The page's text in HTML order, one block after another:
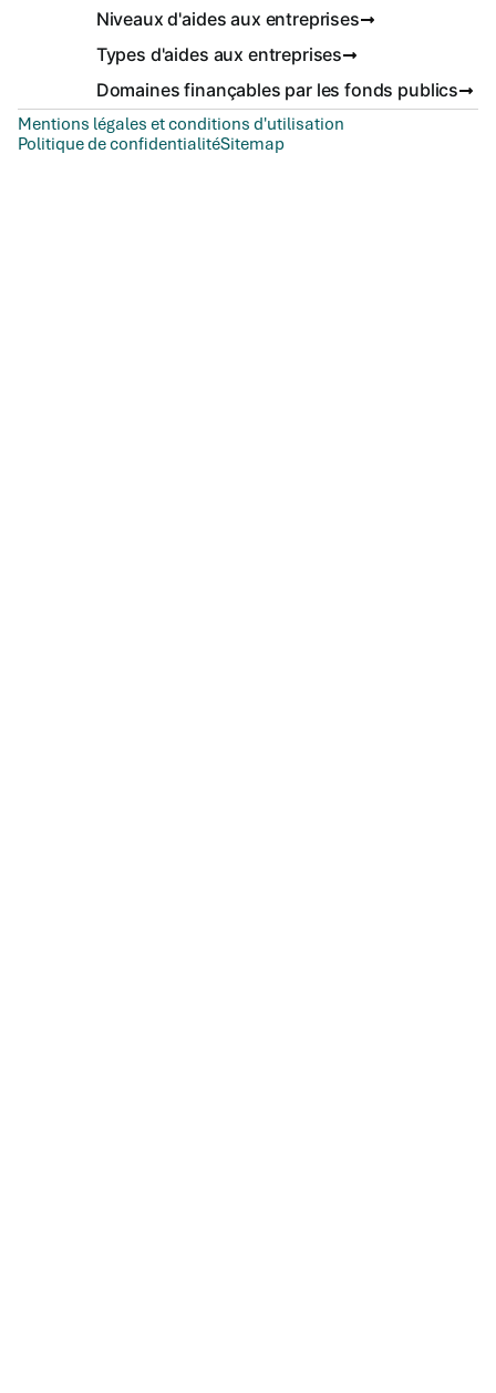
Niveaux d'aides aux entreprises
Types d'aides aux entreprises
Domaines finançables par les fonds publics
Mentions légales et conditions d'utilisation
Politique de confidentialitéSitemap